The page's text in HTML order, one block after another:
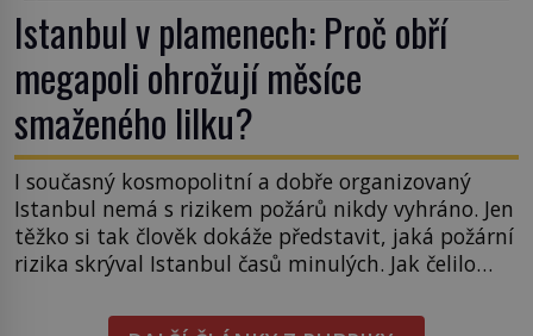
Istanbul v plamenech: Proč obří
megapoli ohrožují měsíce
smaženého lilku?
I současný kosmopolitní a dobře organizovaný
Istanbul nemá s rizikem požárů nikdy vyhráno. Jen
těžko si tak člověk dokáže představit, jaká požární
rizika skrýval Istanbul časů minulých. Jak čelilo
proč jsou zde stále tolik obávány měsíce